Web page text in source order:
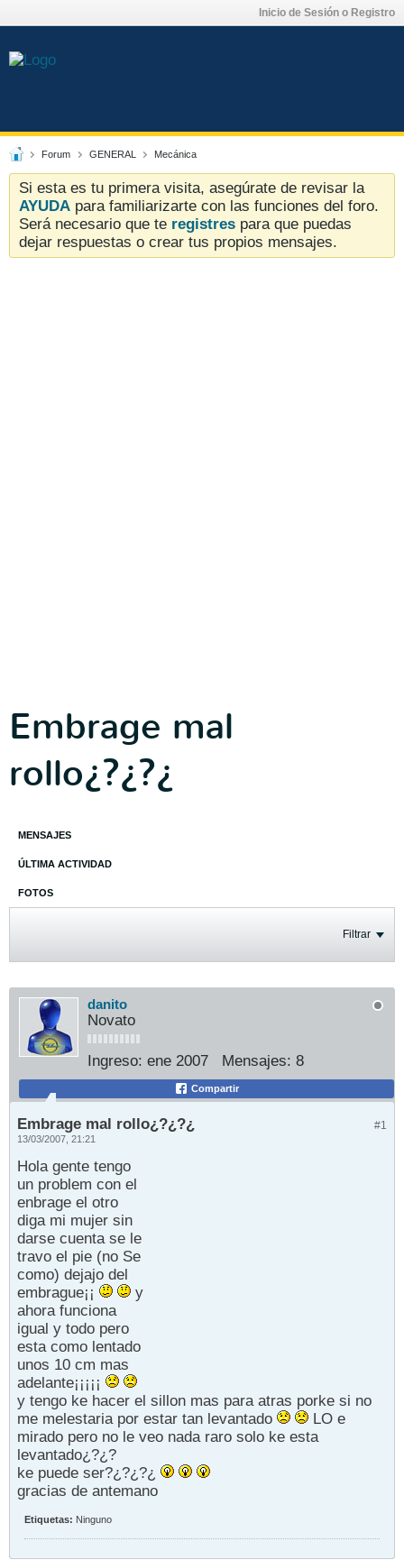
Inicio de Sesión o Registro
Forum GENERAL Mecánica
Si esta es tu primera visita, asegúrate de revisar la
AYUDA para familiarizarte con las funciones del foro.
Será necesario que te registres para que puedas
dejar respuestas o crear tus propios mensajes.
Embrage mal
rollo¿?¿?¿
MENSAJES
ÚLTIMA ACTIVIDAD
FOTOS
Filtrar
danito
Novato
Ingreso: ene 2007 Mensajes: 8
Compartir
#1
Embrage mal rollo¿?¿?¿
13/03/2007, 21:21
Hola gente tengo
un problem con el
enbrage el otro
diga mi mujer sin
darse cuenta se le
travo el pie (no Se
como) dejajo del
embrague¡¡
y
ahora funciona
igual y todo pero
esta como lentado
unos 10 cm mas
adelante¡¡¡¡¡
y tengo ke hacer el sillon mas para atras porke si no
me melestaria por estar tan levantado
LO e
mirado pero no le veo nada raro solo ke esta
levantado¿?¿?
ke puede ser?¿?¿?¿
gracias de antemano
Etiquetas: Ninguno